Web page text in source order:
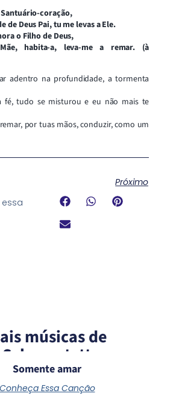
coração,
de Deus Pai, tu me levas a Ele.
o Filho de Deus,
habita-a, leva-me a remar. (à
adentro na profundidade, a tormenta
fé, tudo se misturou e eu não mais te
por tuas mãos, conduzir, como um
Próximo
músicas de
Schoenstatt
Somente amar
Conheça Essa Canção